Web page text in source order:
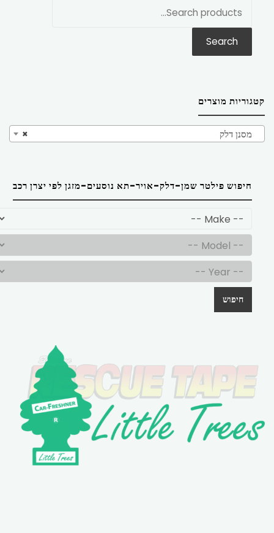
Search
קטגוריות מוצרים
× מסנן דלק
חיפוש פילטר שמן-דלק-אויר-תא נוסעים-מזגן לפי יצרן רכב
חיפוש